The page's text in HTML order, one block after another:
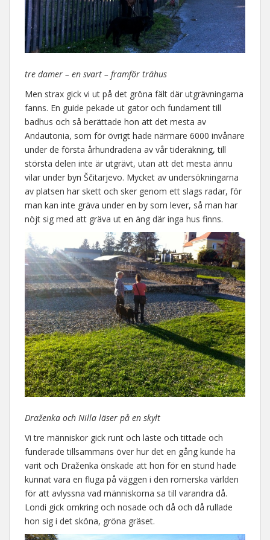
tre damer – en svart – framför trähus
Men strax gick vi ut på det gröna fält där utgrävningarna
fanns. En guide pekade ut gator och fundament till
badhus och så berättade hon att det mesta av
Andautonia, som för övrigt hade närmare 6000 invånare
under de första århundradena av vår tideräkning, till
största delen inte är utgrävt, utan att det mesta ännu
vilar under byn Ščitarjevo. Mycket av undersökningarna
av platsen har skett och sker genom ett slags radar, för
man kan inte gräva under en by som lever, så man har
nöjt sig med att gräva ut en äng där inga hus finns.
Draženka och Nilla läser på en skylt
Vi tre människor gick runt och läste och tittade och
funderade tillsammans över hur det en gång kunde ha
varit och Draženka önskade att hon för en stund hade
kunnat vara en fluga på väggen i den romerska världen
för att avlyssna vad människorna sa till varandra då.
Londi gick omkring och nosade och då och då rullade
hon sig i det sköna, gröna gräset.